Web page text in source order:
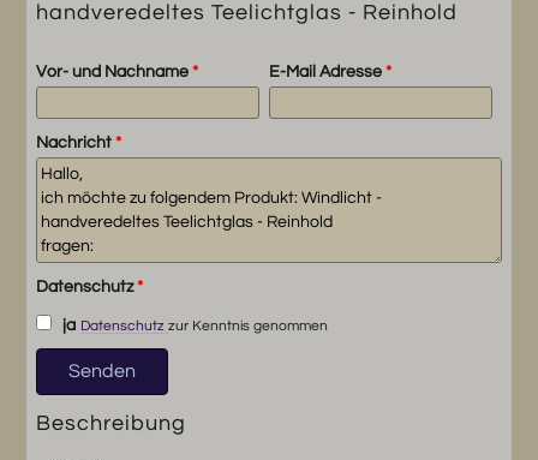
handveredeltes Teelichtglas - Reinhold
Vor- und Nachname* E-Mail Adresse *
Nachricht*
Datenschutz*
ja Datenschutz zur Kenntnis genommen
Beschreibung